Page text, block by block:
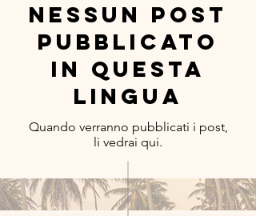
Nessun post
pubblicato
in questa
lingua
Quando verranno pubblicati i post,
li vedrai qui.